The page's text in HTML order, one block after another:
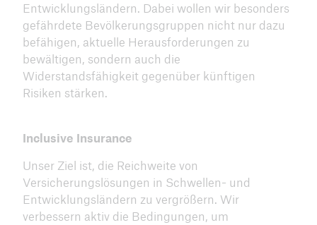
Entwicklungsländern. Dabei wollen wir besonders
gefährdete Bevölkerungsgruppen nicht nur dazu
befähigen, aktuelle Herausforderungen zu
bewältigen, sondern auch die
Widerstandsfähigkeit gegenüber künftigen
Risiken stärken.
Inclusive Insurance
Unser Ziel ist, die Reichweite von
Versicherungslösungen in Schwellen- und
Entwicklungsländern zu vergrößern. Wir
verbessern aktiv die Bedingungen, um